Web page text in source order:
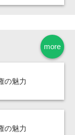
more
の魅力
の魅力